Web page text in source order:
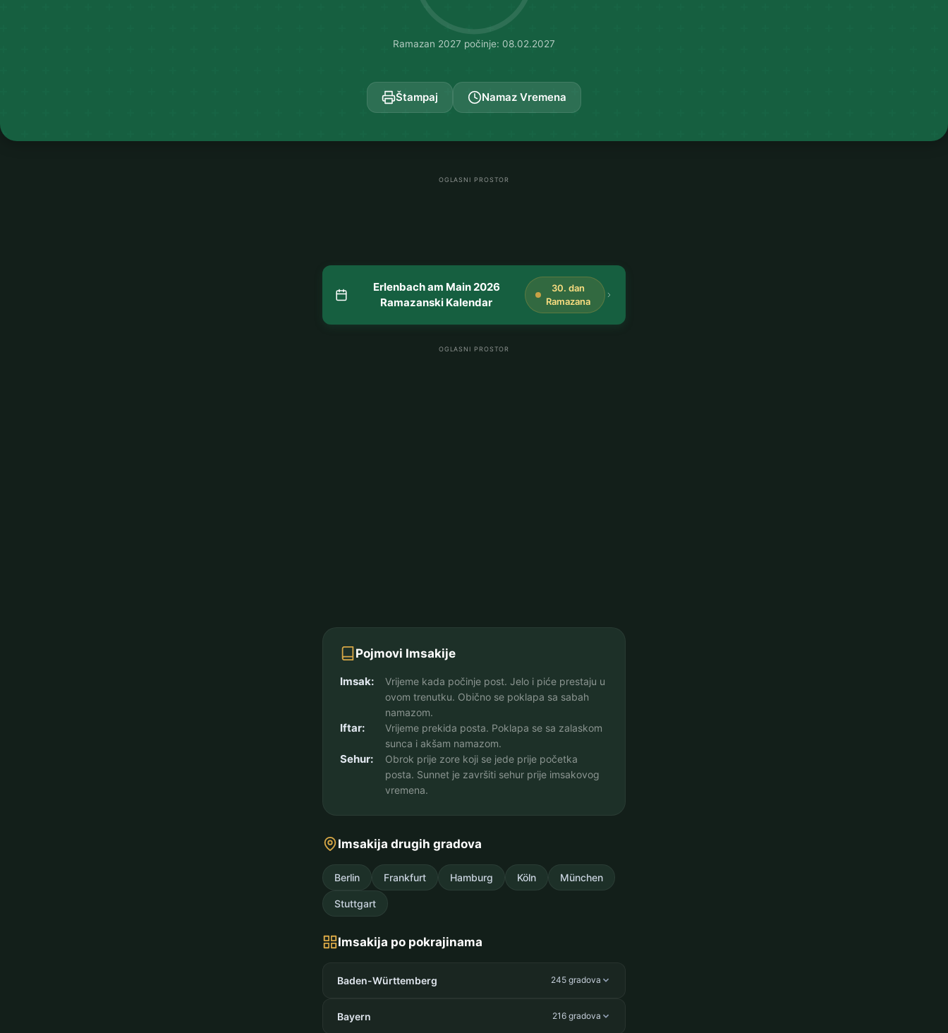
Ramazan 2027 počinje: 08.02.2027
Štampaj Namaz Vremena
OGLASNI PROSTOR
Erlenbach am Main 2026
Ramazanski Kalendar
30. dan
Ramazana
OGLASNI PROSTOR
Pojmovi Imsakije
Imsak:
Vrijeme kada počinje post. Jelo i piće prestaju u
ovom trenutku. Obično se poklapa sa sabah
namazom.
Iftar:
Vrijeme prekida posta. Poklapa se sa zalaskom
sunca i akšam namazom.
Sehur:
Obrok prije zore koji se jede prije početka
posta. Sunnet je završiti sehur prije imsakovog
vremena.
Imsakija drugih gradova
Berlin Frankfurt Hamburg Köln München
Stuttgart
Imsakija po pokrajinama
Baden-Württemberg 245 gradova
Bayern 216 gradova